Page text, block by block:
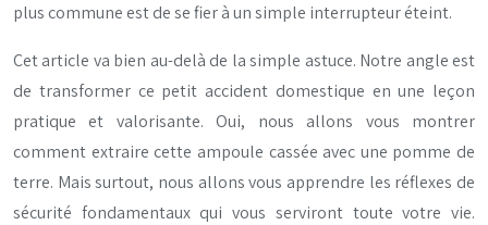
plus commune est de se fier à un simple interrupteur éteint.
Cet article va bien au-delà de la simple astuce. Notre angle est
de transformer ce petit accident domestique en une leçon
pratique et valorisante. Oui, nous allons vous montrer
comment extraire cette ampoule cassée avec une pomme de
terre. Mais surtout, nous allons vous apprendre les réflexes de
sécurité fondamentaux qui vous serviront toute votre vie.